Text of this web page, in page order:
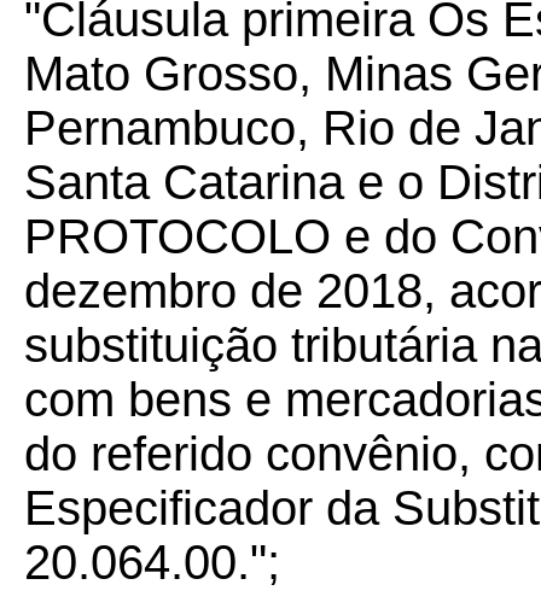
"Cláusula primeira Os
Mato Grosso, Minas
Pernambuco, Rio de
Santa Catarina e o
PROTOCOLO e do
dezembro de 2018,
substituição tributária
com bens e
do referido convênio,
Especificador da
20.064.00.";